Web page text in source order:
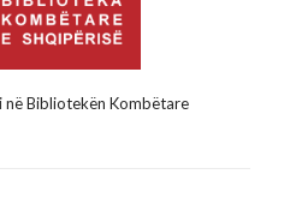
Bibliotekën Kombëtare